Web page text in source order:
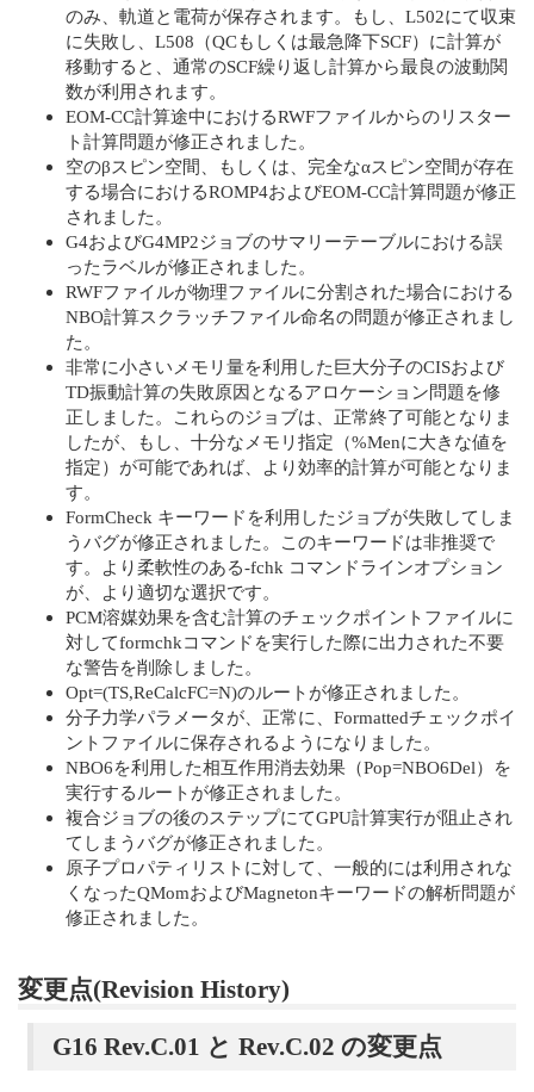
のみ、軌道と電荷が保存されます。もし、L502にて収束
に失敗し、L508（QCもしくは最急降下SCF）に計算が
移動すると、通常のSCF繰り返し計算から最良の波動関
数が利用されます。
EOM-CC計算途中におけるRWFファイルからのリスター
ト計算問題が修正されました。
空のβスピン空間、もしくは、完全なαスピン空間が存在
する場合におけるROMP4およびEOM-CC計算問題が修正
されました。
G4およびG4MP2ジョブのサマリーテーブルにおける誤
ったラベルが修正されました。
RWFファイルが物理ファイルに分割された場合における
NBO計算スクラッチファイル命名の問題が修正されまし
た。
非常に小さいメモリ量を利用した巨大分子のCISおよび
TD振動計算の失敗原因となるアロケーション問題を修
正しました。これらのジョブは、正常終了可能となりま
したが、もし、十分なメモリ指定（%Menに大きな値を
指定）が可能であれば、より効率的計算が可能となりま
す。
FormCheck キーワードを利用したジョブが失敗してしま
うバグが修正されました。このキーワードは非推奨で
す。より柔軟性のある-fchk コマンドラインオプション
が、より適切な選択です。
PCM溶媒効果を含む計算のチェックポイントファイルに
対してformchkコマンドを実行した際に出力された不要
な警告を削除しました。
Opt=(TS,ReCalcFC=N)のルートが修正されました。
分子力学パラメータが、正常に、Formattedチェックポイ
ントファイルに保存されるようになりました。
NBO6を利用した相互作用消去効果（Pop=NBO6Del）を
実行するルートが修正されました。
複合ジョブの後のステップにてGPU計算実行が阻止され
てしまうバグが修正されました。
原子プロパティリストに対して、一般的には利用されな
くなったQMomおよびMagnetonキーワードの解析問題が
修正されました。
変更点(Revision History)
G16 Rev.C.01 と Rev.C.02 の変更点